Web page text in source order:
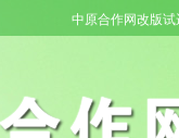
中原合作网改版试